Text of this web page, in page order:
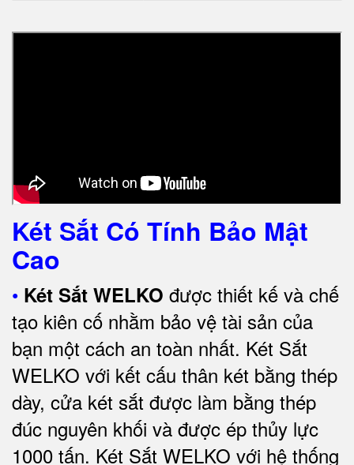
Két Sắt Có Tính Bảo Mật
Cao
• Két Sắt WELKO được thiết kế và chế
tạo kiên cố nhằm bảo vệ tài sản của
bạn một cách an toàn nhất. Két Sắt
WELKO với kết cấu thân két bằng thép
dày, cửa két sắt được làm bằng thép
đúc nguyên khối và được ép thủy lực
1000 tấn. Két Sắt WELKO với hệ thống